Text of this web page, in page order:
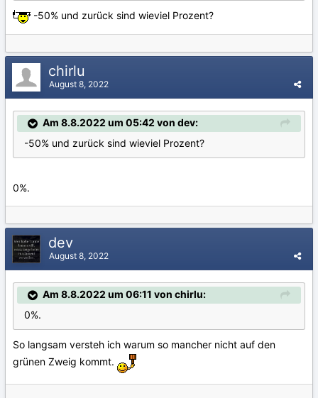
-50% und zurück sind wieviel Prozent?
chirlu
August 8, 2022
Am 8.8.2022 um 05:42 von dev:
-50% und zurück sind wieviel Prozent?
0%.
dev
August 8, 2022
Am 8.8.2022 um 06:11 von chirlu:
0%.
So langsam versteh ich warum so mancher nicht auf den
grünen Zweig kommt.